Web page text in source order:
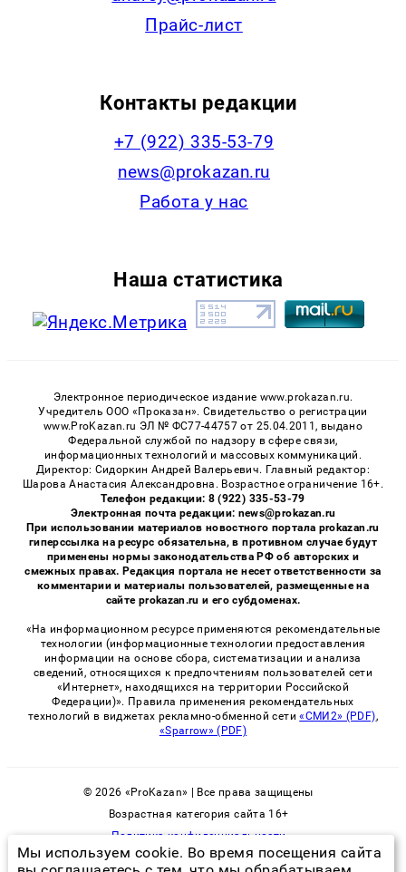
Прайс-лист
Контакты редакции
+7 (922) 335-53-79
news@prokazan.ru
Работа у нас
Наша статистика
Электронное периодическое издание www.prokazan.ru.
Учредитель ООО «Проказан». Cвидетельство о регистрации
www.ProKazan.ru ЭЛ № ФС77-44757 от 25.04.2011, выдано
Федеральной службой по надзору в сфере связи,
информационных технологий и массовых коммуникаций.
Директор: Сидоркин Андрей Валерьевич. Главный редактор:
Шарова Анастасия Александровна. Возрастное ограничение 16+.
Телефон редакции: 8 (922) 335-53-79
Электронная почта редакции: news@prokazan.ru
При использовании материалов новостного портала prokazan.ru
гиперссылка на ресурс обязательна, в противном случае будут
применены нормы законодательства РФ об авторских и
смежных правах. Редакция портала не несет ответственности за
комментарии и материалы пользователей, размещенные на
сайте prokazan.ru и его субдоменах.
«На информационном ресурсе применяются рекомендательные
технологии (информационные технологии предоставления
информации на основе сбора, систематизации и анализа
сведений, относящихся к предпочтениям пользователей сети
«Интернет», находящихся на территории Российской
Федерации)». Правила применения рекомендательных
технологий в виджетах рекламно-обменной сети«СМИ2» (PDF),
«Sparrow» (PDF)
© 2026 «ProKazan» | Все права защищены
Возрастная категория сайта 16+
Политика конфиденциальности
Мы используем cookie. Во время посещения сайта